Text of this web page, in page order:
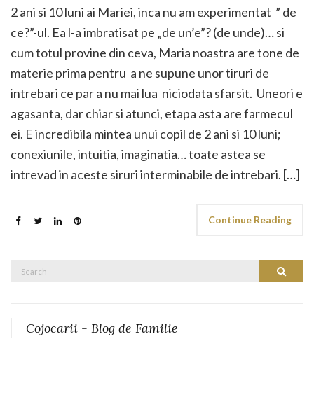
2 ani si 10 luni ai Mariei, inca nu am experimentat ” de
ce?”-ul. Ea l-a imbratisat pe „de un’e”? (de unde)… si
cum totul provine din ceva, Maria noastra are tone de
materie prima pentru a ne supune unor tiruri de
intrebari ce par a nu mai lua niciodata sfarsit. Uneori e
agasanta, dar chiar si atunci, etapa asta are farmecul
ei. E incredibila mintea unui copil de 2 ani si 10 luni;
conexiunile, intuitia, imaginatia… toate astea se
intrevad in aceste siruri interminabile de intrebari. […]
Continue Reading
Search
Cojocarii - Blog de Familie